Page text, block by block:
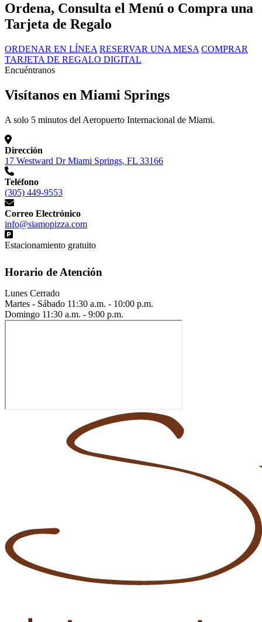
Ordena, Consulta el Menú o Compra una
Tarjeta de Regalo
ORDENAR EN LÍNEA RESERVAR UNA MESA COMPRAR
TARJETA DE REGALO DIGITAL
Encuéntranos
Visítanos en Miami Springs
A solo 5 minutos del Aeropuerto Internacional de Miami.
Dirección
17 Westward Dr Miami Springs, FL 33166
Teléfono
(305) 449-9553
Correo Electrónico
info@siamopizza.com
Estacionamiento gratuito
Horario de Atención
Lunes Cerrado
Martes - Sábado 11:30 a.m. - 10:00 p.m.
Domingo 11:30 a.m. - 9:00 p.m.